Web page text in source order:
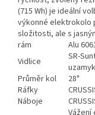
(715 Wh) je ideální
výkonné elektrokolo
složitosti, ale s
rám
Alu
Vidlice
SR-
Průměr kol
28"
Ráfky
Náboje